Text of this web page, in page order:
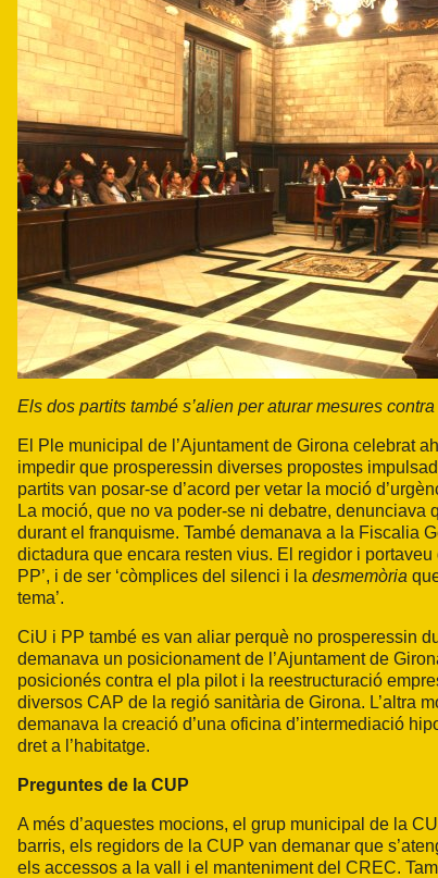
Els dos partits també s’alien per aturar mesures
El Ple municipal de l’Ajuntament de Girona celebrat
impedir que prosperessin diverses propostes
partits van posar-se d’acord per vetar la moció
La moció, que no va poder-se ni debatre,
durant el franquisme. També demanava a la Fiscalia
dictadura que encara resten vius. El regidor i
PP’, i de ser ‘còmplices del silenci i la desmemòria
tema’.
CiU i PP també es van aliar perquè no prosperessin
demanava un posicionament de l’Ajuntament de
posicionés contra el pla pilot i la reestructuració
diversos CAP de la regió sanitària de Girona. L’altra
demanava la creació d’una oficina d’intermediació
dret a l’habitatge.
Preguntes de la CUP
A més d’aquestes mocions, el grup municipal de la
barris, els regidors de la CUP van demanar que
els accessos a la vall i el manteniment del CREC.